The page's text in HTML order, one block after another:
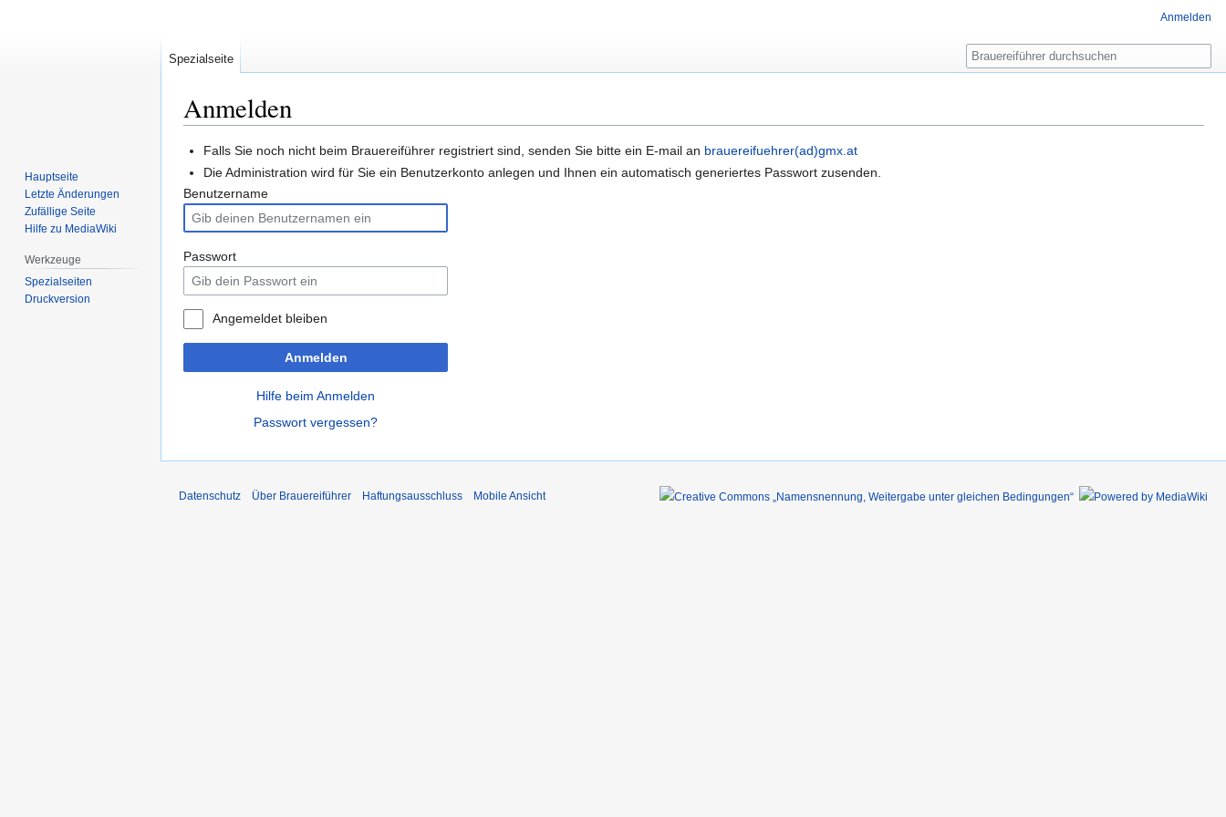
Anmelden
Zur
Navigation
springen
Zur
Suche
springen
Falls Sie noch nicht beim Brauereiführer registriert sind, senden Sie bitte ein E-mail an brauereifuehrer(ad)gmx.at
Die Administration wird für Sie ein Benutzerkonto anlegen und Ihnen ein automatisch generiertes Passwort zusenden.
Benutzername
Passwort
Angemeldet bleiben
Anmelden
Hilfe beim Anmelden
Passwort vergessen?
Anmelden
Spezialseite
Suche
Hauptseite
Letzte Änderungen
Zufällige Seite
Hilfe zu MediaWiki
Werkzeuge
Spezialseiten
Druckversion
Datenschutz Über Brauereiführer Haftungsausschluss Mobile Ansicht